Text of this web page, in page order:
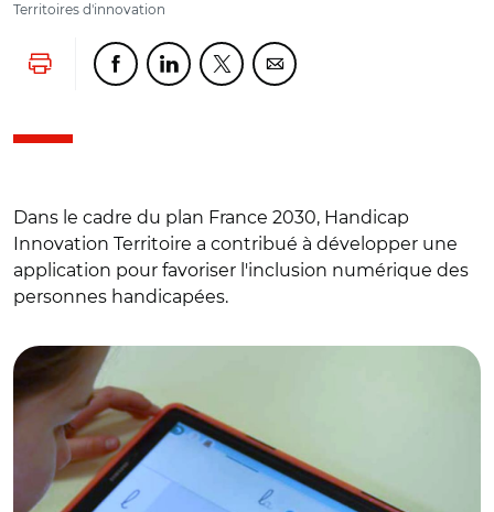
Territoires d'innovation
Lancer l'impressionPartager cette page sur Facebook
Partager cette page sur Linkedin
Partager cette page sur Twitter
Partager cette page sur
Dans le cadre du plan France 2030, Handicap
Innovation Territoire a contribué à développer une
application pour favoriser l'inclusion numérique des
personnes handicapées.